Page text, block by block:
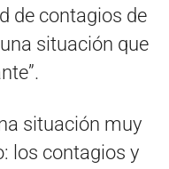
de contagios de
situación que
situación muy
los contagios y